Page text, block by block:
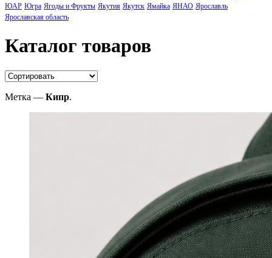
ЮАР Югра Ягоды и Фрукты Якутия Якутск Ямайка ЯНАО Ярославль
Ярославская область
Каталог товаров
Метка — Кипр.